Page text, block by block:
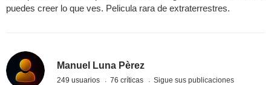
puedes creer lo que ves. Pelicula rara de extraterrestres.
Manuel Luna Pèrez
249 usuarios 76 críticas Sigue sus publicaciones